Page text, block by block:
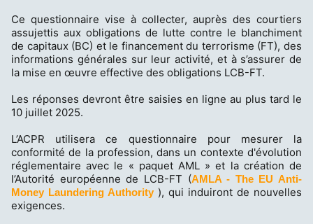
Ce questionnaire vise à collecter, auprès des courtiers
assujettis aux obligations de lutte contre le blanchiment
de capitaux (BC) et le financement du terrorisme (FT), des
informations générales sur leur activité, et à s’assurer de
la mise en œuvre effective des obligations LCB-FT.
Les réponses devront être saisies en ligne au plus tard le
10 juillet 2025.
L’ACPR utilisera ce questionnaire pour mesurer la
conformité de la profession, dans un contexte d'évolution
réglementaire avec le « paquet AML » et la création de
l’Autorité européenne de LCB-FT (AMLA - The EU Anti-
Money Laundering Authority ), qui induiront de nouvelles
exigences.